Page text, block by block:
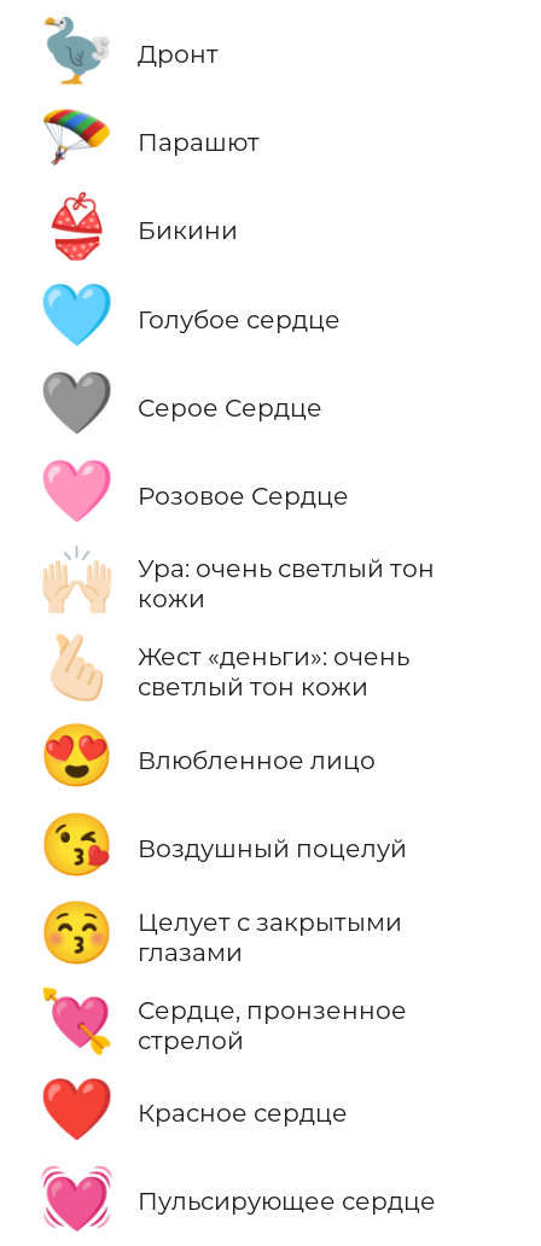
🦤 Дронт
🪂 Парашют
👙 Бикини
🩵 Голубое сердце
🩶 Серое Сердце
🩷 Розовое Сердце
🙌🏻
Ура: очень светлый тон
кожи
🫰🏻
Жест «деньги»: очень
светлый тон кожи
😍 Влюбленное лицо
😘 Воздушный поцелуй
😚
Целует с закрытыми
глазами
💘
Сердце, пронзенное
стрелой
❤️ Красное сердце
💓 Пульсирующее сердце